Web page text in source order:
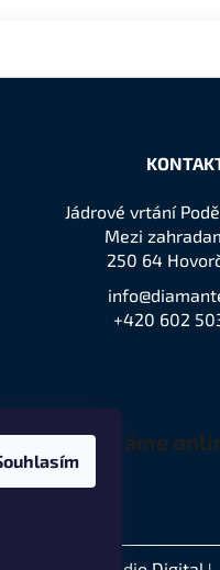
Jádrové vrtání
Mezi
250 64
+420 602
Přijímáme